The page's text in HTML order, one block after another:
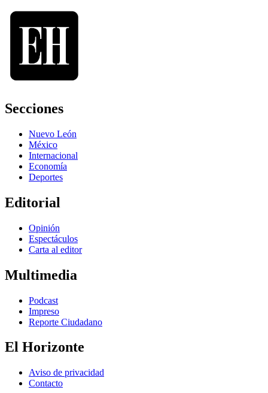
Secciones
Nuevo León
México
Internacional
Economía
Deportes
Editorial
Opinión
Espectáculos
Carta al editor
Multimedia
Podcast
Impreso
Reporte Ciudadano
El Horizonte
Aviso de privacidad
Contacto